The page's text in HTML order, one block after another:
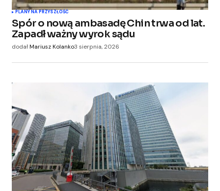
PLANY NA PRZYSZŁOŚĆ
Spór o nową ambasadę Chin trwa od lat.
Zapadł ważny wyrok sądu
dodałMariusz Kolanko3 sierpnia, 2026